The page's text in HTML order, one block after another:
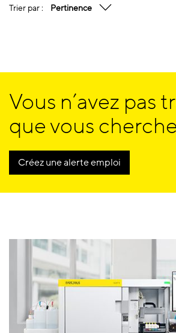
Trier par : Pertinence
Vous n’avez pas
que vous
Créez une alerte emploi